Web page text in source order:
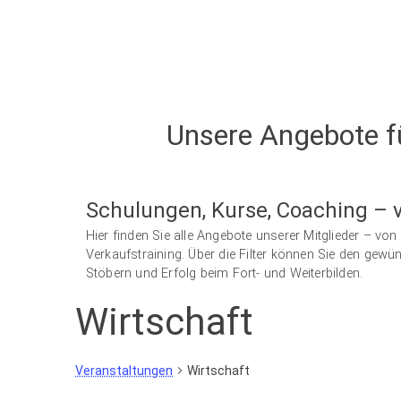
Unsere Angebote
Schulungen, Kurse, Coaching –
Hier finden Sie alle Angebote unserer Mitglieder –
Verkaufstraining. Über die Filter können Sie den
Stöbern und Erfolg beim Fort- und Weiterbilden.
Wirtschaft
Veranstaltungen Wirtschaft